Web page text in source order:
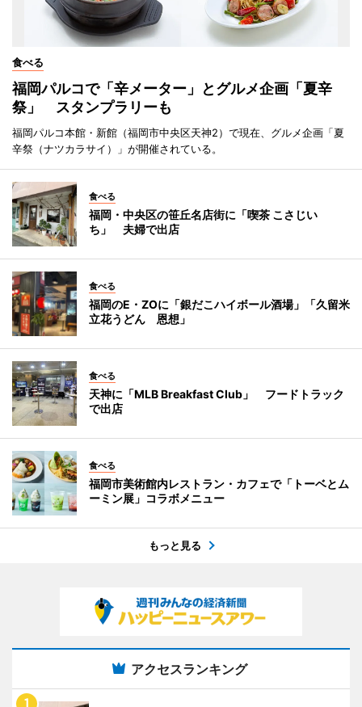
食べる
福岡パルコで「辛メーター」とグルメ企画「夏辛
祭」 スタンプラリーも
福岡パルコ本館・新館（福岡市中央区天神2）で現在、グルメ企画「夏
辛祭（ナツカラサイ）」が開催されている。
食べる
福岡・中央区の笹丘名店街に「喫茶 こさじい
ち」 夫婦で出店
食べる
福岡のE・ZOに「銀だこハイボール酒場」「久留米
立花うどん 恩想」
食べる
天神に「MLB Breakfast Club」 フードトラック
で出店
食べる
福岡市美術館内レストラン・カフェで「トーベとム
ーミン展」コラボメニュー
もっと見る
アクセスランキング